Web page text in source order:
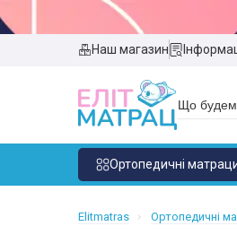
Наш магазин
Ортопедичні
Elitmatras Ортопедичні